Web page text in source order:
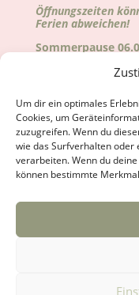
Um dir ein optimales
Cookies, um
zuzugreifen. Wenn du
wie das Surfverhalten oder
verarbeiten. Wenn du
können bestimmte
Öffnungszeiten
Ferien abweichen!
Sommerpause
Alle Änderungen